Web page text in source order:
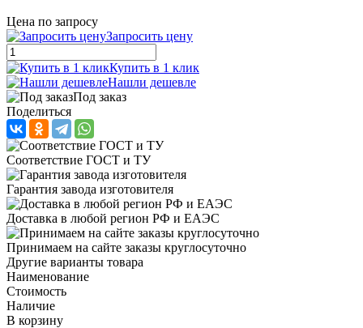
Цена по запросу
Запросить цену
Купить в 1 клик
Нашли дешевле
Под заказ
Поделиться
Соответствие ГОСТ и ТУ
Гарантия завода изготовителя
Доставка в любой регион РФ и ЕАЭС
Принимаем на сайте заказы круглосуточно
Другие варианты товара
Наименование
Стоимость
Наличие
В корзину